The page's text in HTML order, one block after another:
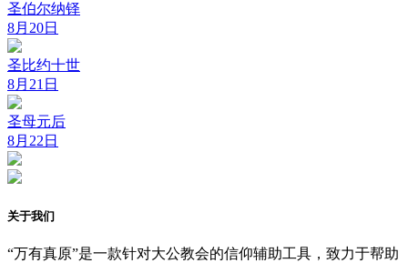
圣伯尔纳铎
8月20日
圣比约十世
8月21日
圣母元后
8月22日
关于我们
“万有真原”是一款针对大公教会的信仰辅助工具，致力于帮助